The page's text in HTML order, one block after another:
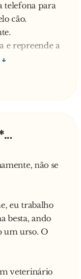
telefona para
cão.
e repreende a
dessas? Se é
de
jeitinho.
o
não se
eu trabalho
besta, ando
um urso. O
veterinário